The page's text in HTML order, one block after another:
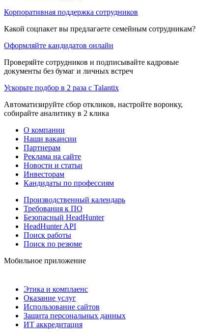
Корпоративная поддержка сотрудников
Какой соцпакет вы предлагаете семейным сотрудникам?
Оформляйте кандидатов онлайн
Проверяйте сотрудников и подписывайте кадровые
документы без бумаг и личных встреч
Ускорьте подбор в 2 раза с Talantix
Автоматизируйте сбор откликов, настройте воронку,
собирайте аналитику в 2 клика
О компании
Наши вакансии
Партнерам
Реклама на сайте
Новости и статьи
Инвесторам
Кандидаты по профессиям
Производственный календарь
Требования к ПО
Безопасный HeadHunter
HeadHunter API
Поиск работы
Поиск по резюме
Мобильное приложение
Этика и комплаенс
Оказание услуг
Использование сайтов
Защита персональных данных
ИТ аккредитация